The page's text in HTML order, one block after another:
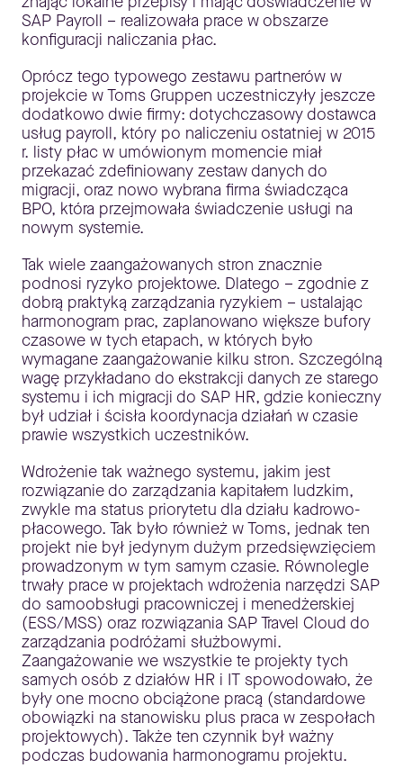
SAP Payroll – realizowała prace w obszarze
konfiguracji naliczania płac.
Oprócz tego typowego zestawu partnerów w
projekcie w Toms Gruppen uczestniczyły jeszcze
dodatkowo dwie firmy: dotychczasowy dostawca
usług payroll, który po naliczeniu ostatniej w 2015
r. listy płac w umówionym momencie miał
przekazać zdefiniowany zestaw danych do
migracji, oraz nowo wybrana firma świadcząca
BPO, która przejmowała świadczenie usługi na
nowym systemie.
Tak wiele zaangażowanych stron znacznie
podnosi ryzyko projektowe. Dlatego – zgodnie z
dobrą praktyką zarządzania ryzykiem – ustalając
harmonogram prac, zaplanowano większe bufory
czasowe w tych etapach, w których było
wymagane zaangażowanie kilku stron. Szczególną
wagę przykładano do ekstrakcji danych ze starego
systemu i ich migracji do SAP HR, gdzie konieczny
był udział i ścisła koordynacja działań w czasie
prawie wszystkich uczestników.
Wdrożenie tak ważnego systemu, jakim jest
rozwiązanie do zarządzania kapitałem ludzkim,
zwykle ma status priorytetu dla działu kadrowo-
płacowego. Tak było również w Toms, jednak ten
projekt nie był jedynym dużym przedsięwzięciem
prowadzonym w tym samym czasie. Równolegle
trwały prace w projektach wdrożenia narzędzi SAP
do samoobsługi pracowniczej i menedżerskiej
(ESS/MSS) oraz rozwiązania SAP Travel Cloud do
zarządzania podróżami służbowymi.
Zaangażowanie we wszystkie te projekty tych
samych osób z działów HR i IT spowodowało, że
były one mocno obciążone pracą (standardowe
obowiązki na stanowisku plus praca w zespołach
projektowych). Także ten czynnik był ważny
podczas budowania harmonogramu projektu.